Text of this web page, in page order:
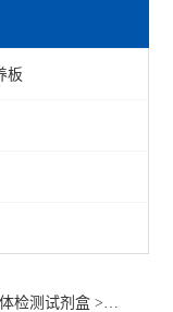
板
检测试剂盒 >